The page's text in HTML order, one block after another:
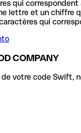
qui correspondent
lettre et un chiffre
qui
COMPANY
votre code Swift,